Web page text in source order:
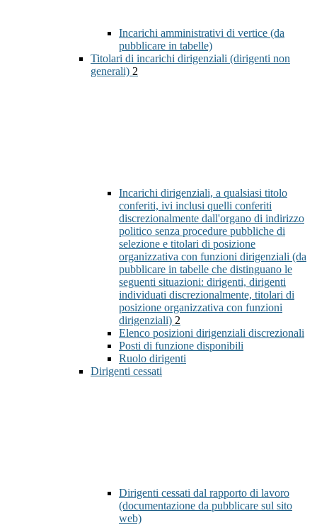
Incarichi amministrativi di vertice (da
pubblicare in tabelle)
Titolari di incarichi dirigenziali (dirigenti non
generali) 2
Incarichi dirigenziali, a qualsiasi titolo
conferiti, ivi inclusi quelli conferiti
discrezionalmente dall'organo di indirizzo
politico senza procedure pubbliche di
selezione e titolari di posizione
organizzativa con funzioni dirigenziali (da
pubblicare in tabelle che distinguano le
seguenti situazioni: dirigenti, dirigenti
individuati discrezionalmente, titolari di
posizione organizzativa con funzioni
dirigenziali) 2
Elenco posizioni dirigenziali discrezionali
Posti di funzione disponibili
Ruolo dirigenti
Dirigenti cessati
Dirigenti cessati dal rapporto di lavoro
(documentazione da pubblicare sul sito
web)